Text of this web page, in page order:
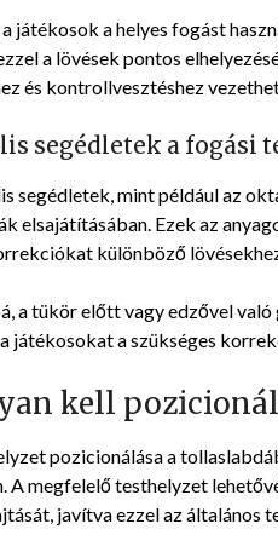
játékosok a helyes fogást
a lövések pontos
és kontrollvesztéshez
segédletek a fogási
segédletek, mint például az
elsajátításában. Ezek az
különböző
a tükör előtt vagy edzővel
játékosokat a szükséges
kell
pozicionálása a
A megfelelő testhelyzet
javítva ezzel az általános